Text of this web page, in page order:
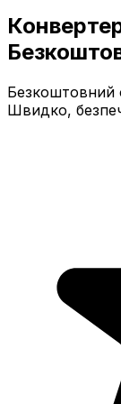
Безкоштовний
Швидко,